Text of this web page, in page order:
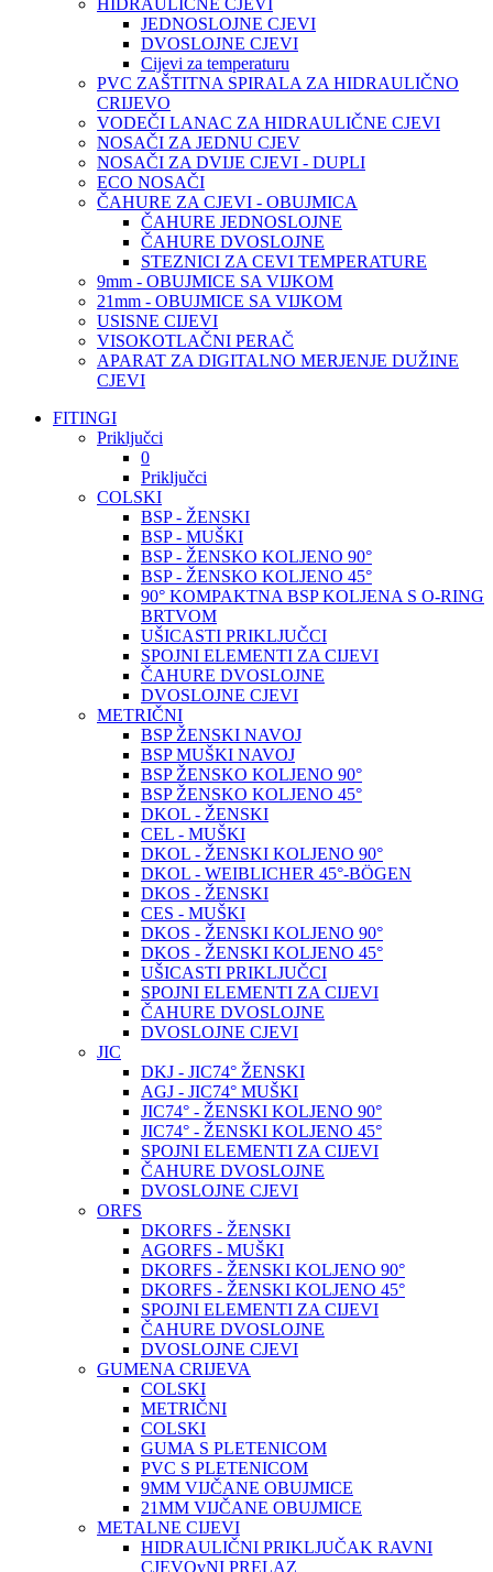
HIDRAULIČNE CJEVI
JEDNOSLOJNE CJEVI
DVOSLOJNE CJEVI
Cijevi za temperaturu
PVC ZAŠTITNA SPIRALA ZA HIDRAULIČNO
CRIJEVO
VODEČI LANAC ZA HIDRAULIČNE CJEVI
NOSAČI ZA JEDNU CJEV
NOSAČI ZA DVIJE CJEVI - DUPLI
ECO NOSAČI
ČAHURE ZA CJEVI - OBUJMICA
ČAHURE JEDNOSLOJNE
ČAHURE DVOSLOJNE
STEZNICI ZA CEVI TEMPERATURE
9mm - OBUJMICE SA VIJKOM
21mm - OBUJMICE SA VIJKOM
USISNE CIJEVI
VISOKOTLAČNI PERAČ
APARAT ZA DIGITALNO MERJENJE DUŽINE
CJEVI
FITINGI
Priključci
0
Priključci
COLSKI
BSP - ŽENSKI
BSP - MUŠKI
BSP - ŽENSKO KOLJENO 90°
BSP - ŽENSKO KOLJENO 45°
90° KOMPAKTNA BSP KOLJENA S O-RING
BRTVOM
UŠICASTI PRIKLJUČCI
SPOJNI ELEMENTI ZA CIJEVI
ČAHURE DVOSLOJNE
DVOSLOJNE CJEVI
METRIČNI
BSP ŽENSKI NAVOJ
BSP MUŠKI NAVOJ
BSP ŽENSKO KOLJENO 90°
BSP ŽENSKO KOLJENO 45°
DKOL - ŽENSKI
CEL - MUŠKI
DKOL - ŽENSKI KOLJENO 90°
DKOL - WEIBLICHER 45°-BÖGEN
DKOS - ŽENSKI
CES - MUŠKI
DKOS - ŽENSKI KOLJENO 90°
DKOS - ŽENSKI KOLJENO 45°
UŠICASTI PRIKLJUČCI
SPOJNI ELEMENTI ZA CIJEVI
ČAHURE DVOSLOJNE
DVOSLOJNE CJEVI
JIC
DKJ - JIC74° ŽENSKI
AGJ - JIC74° MUŠKI
JIC74° - ŽENSKI KOLJENO 90°
JIC74° - ŽENSKI KOLJENO 45°
SPOJNI ELEMENTI ZA CIJEVI
ČAHURE DVOSLOJNE
DVOSLOJNE CJEVI
ORFS
DKORFS - ŽENSKI
AGORFS - MUŠKI
DKORFS - ŽENSKI KOLJENO 90°
DKORFS - ŽENSKI KOLJENO 45°
SPOJNI ELEMENTI ZA CIJEVI
ČAHURE DVOSLOJNE
DVOSLOJNE CJEVI
GUMENA CRIJEVA
COLSKI
METRIČNI
COLSKI
GUMA S PLETENICOM
PVC S PLETENICOM
9MM VIJČANE OBUJMICE
21MM VIJČANE OBUJMICE
METALNE CIJEVI
HIDRAULIČNI PRIKLJUČAK RAVNI
CJEVOvNI PRELAZ